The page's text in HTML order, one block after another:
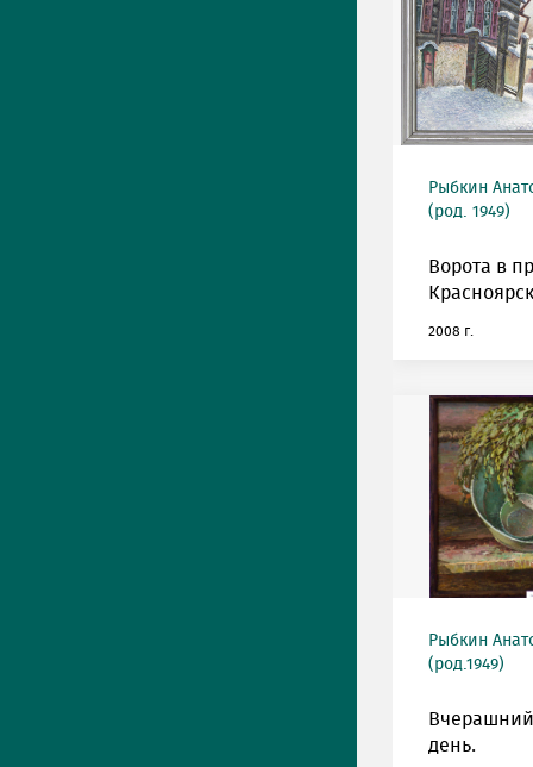
Рыбкин
(род. 1949)
Ворота в
2008 г.
Рыбкин
(род.1949)
день.